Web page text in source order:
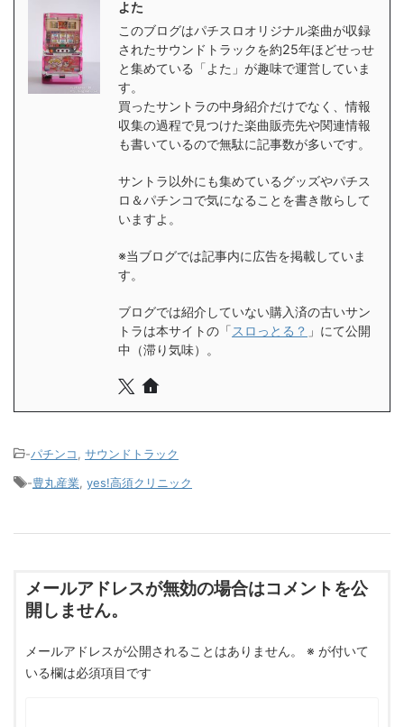
よた
このブログはパチスロオリジナル楽曲が収録
されたサウンドトラックを約25年ほどせっせ
と集めている「よた」が趣味で運営していま
す。
買ったサントラの中身紹介だけでなく、情報
収集の過程で見つけた楽曲販売先や関連情報
も書いているので無駄に記事数が多いです。
サントラ以外にも集めているグッズやパチス
ロ＆パチンコで気になることを書き散らして
いますよ。
※当ブログでは記事内に広告を掲載していま
す。
ブログでは紹介していない購入済の古いサン
トラは本サイトの「スロっとる？ 」にて公開
中（滞り気味）。
-パチンコ
サウンドトラック
-豊丸産業 yes!高須クリニック
メールアドレスが無効の場合はコメントを公
開しません。
メールアドレスが公開されることはありません。 ※ が付いて
いる欄は必須項目です